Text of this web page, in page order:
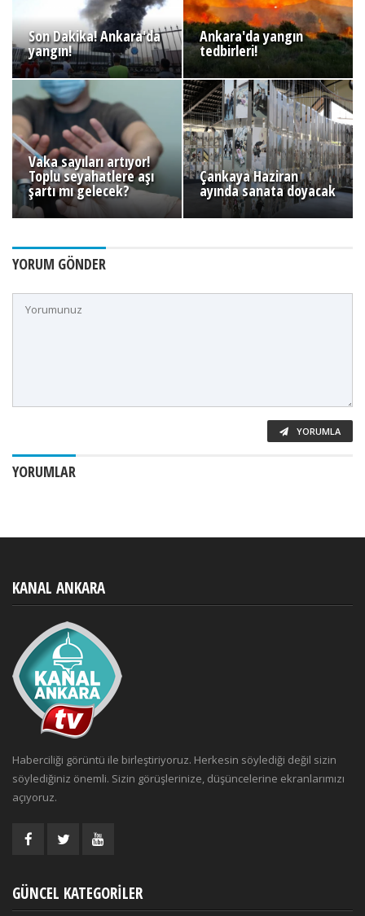
Son Dakika! Ankara'da
yangın!
Ankara'da yangın
tedbirleri!
Vaka sayıları artıyor!
Toplu seyahatlere aşı
şartı mı gelecek?
Çankaya Haziran
ayında sanata doyacak
YORUM GÖNDER
YORUMLA
YORUMLAR
KANAL ANKARA
Haberciliği görüntü ile birleştiriyoruz. Herkesin söylediği değil sizin
söylediğiniz önemli. Sizin görüşlerinize, düşüncelerine ekranlarımızı
açıyoruz.
GÜNCEL KATEGORILER